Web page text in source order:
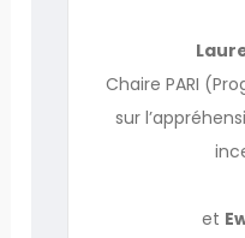
Chaire PARI
sur
et